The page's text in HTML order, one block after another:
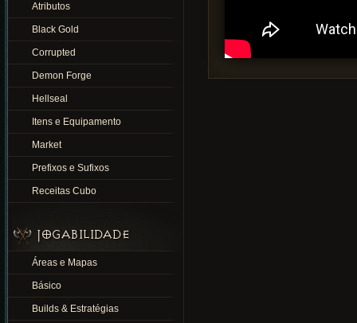
Atributos
Black Gold
Corrupted
Demon Forge
Hellseal
Itens e Equipamento
Market
Prefixos e Sufixos
Receitas Cubo
JOGABILIDADE
Áreas e Mapas
Básico
Builds & Estratégias